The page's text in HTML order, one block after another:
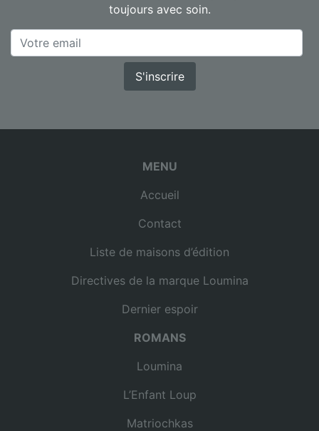
toujours avec soin.
S'inscrire
MENU
Accueil
Contact
Liste de maisons d’édition
Directives de la marque Loumina
Dernier espoir
ROMANS
Loumina
L’Enfant Loup
Matriochkas